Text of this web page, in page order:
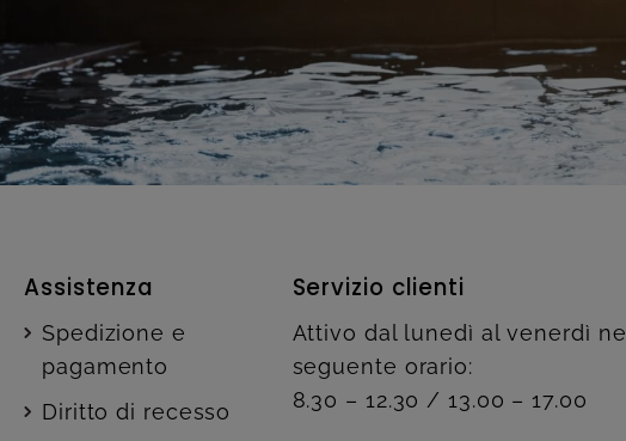
Assistenza
Spedizione e
pagamento
Diritto di recesso
Servizio clienti
Attivo dal lunedì al venerdì nel
seguente orario:
8.30 – 12.30 / 13.00 – 17.00